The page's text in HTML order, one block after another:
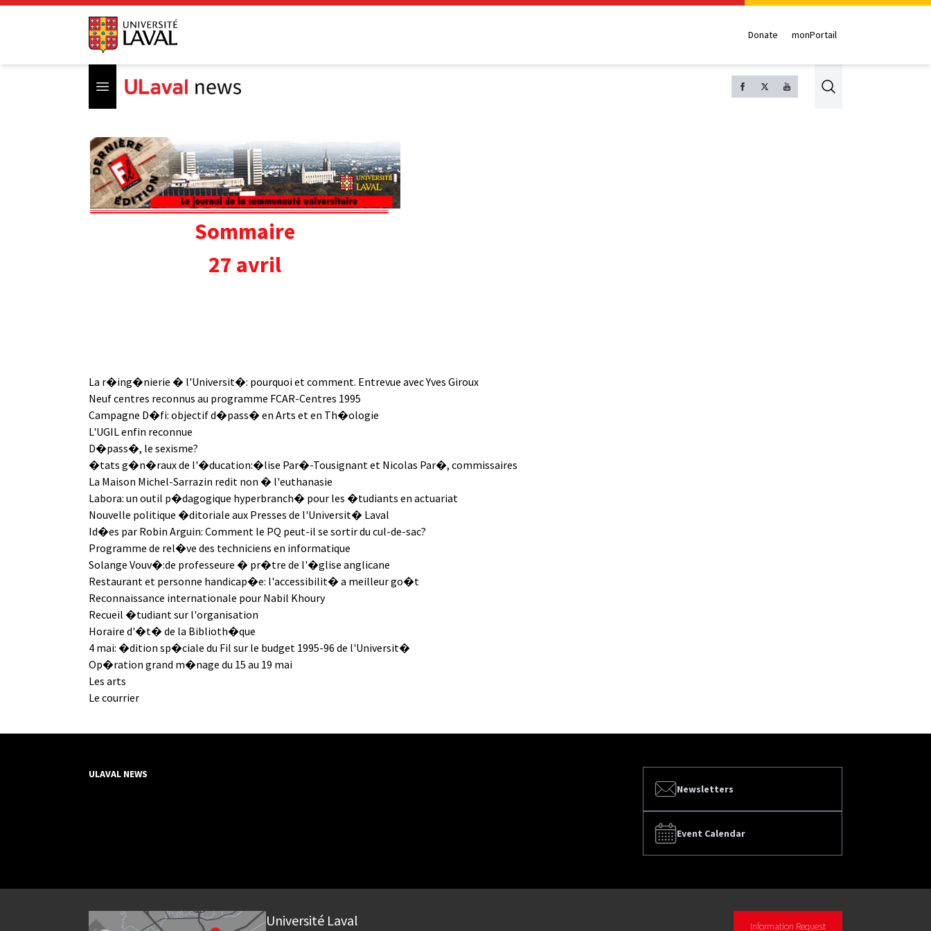
Donate monPortail
Open menu Search
Sommaire
27 avril
La r�ing�nierie � l'Universit�: pourquoi et comment. Entrevue avec Yves Giroux
Neuf centres reconnus au programme FCAR-Centres 1995
Campagne D�fi: objectif d�pass� en Arts et en Th�ologie
L'UGIL enfin reconnue
D�pass�, le sexisme?
�tats g�n�raux de l'�ducation:�lise Par�-Tousignant et Nicolas Par�, commissaires
La Maison Michel-Sarrazin redit non � l'euthanasie
Labora: un outil p�dagogique hyperbranch� pour les �tudiants en actuariat
Nouvelle politique �ditoriale aux Presses de l'Universit� Laval
Id�es par Robin Arguin: Comment le PQ peut-il se sortir du cul-de-sac?
Programme de rel�ve des techniciens en informatique
Solange Vouv�:de professeure � pr�tre de l'�glise anglicane
Restaurant et personne handicap�e: l'accessibilit� a meilleur go�t
Reconnaissance internationale pour Nabil Khoury
Recueil �tudiant sur l'organisation
Horaire d'�t� de la Biblioth�que
4 mai: �dition sp�ciale du Fil sur le budget 1995-96 de l'Universit�
Op�ration grand m�nage du 15 au 19 mai
Les arts
Le courrier
Newsletters
Event Calendar
ULAVAL NEWS
Université Laval Information Request